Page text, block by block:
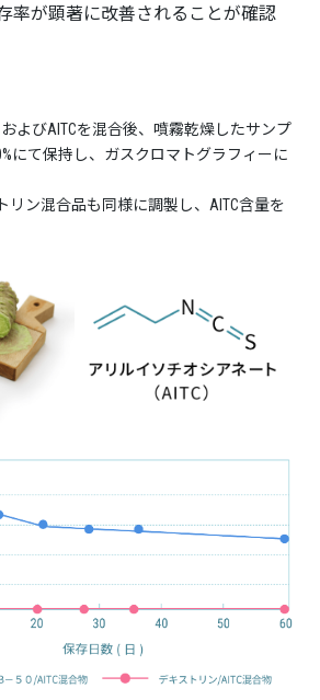
率が顕著に改善されることが確認
およびAITCを混合後、噴霧乾燥したサンプ
にて保持し、ガスクロマトグラフィーに
リン混合品も同様に調製し、AITC含量を